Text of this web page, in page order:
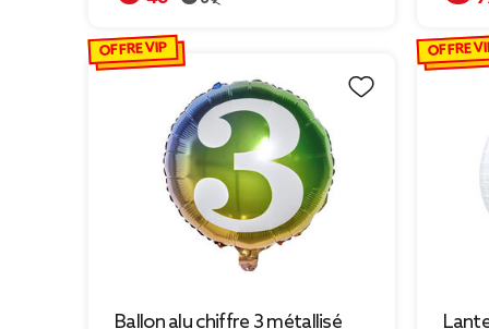
Ballon alu chiffre 3 métallisé
OFFRE VIP OFFRE